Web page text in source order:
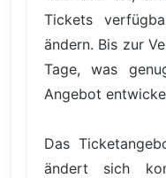
Tickets
ändern. Bis zur
Tage, was
Angebot
Das
ändert sich